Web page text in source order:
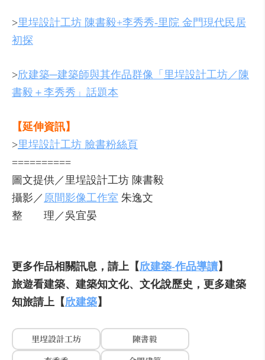
>里埕設計工坊 陳書毅+李秀秀-里院 金門現代民居
初探
>欣建築─建築師與其作品群像「里埕設計工坊／陳
書毅＋李秀秀」話題本
【延伸資訊】
>里埕設計工坊 臉書粉絲頁
==========
圖文提供／里埕設計工坊 陳書毅
攝影／ 原間影像工作室 朱逸文
整 理／吳宜晏
更多作品相關訊息，請上【欣建築-作品導讀】
旅遊看建築、建築知文化、文化說歷史，更多建築
知旅請上【欣建築】
里埕設計工坊
陳書毅